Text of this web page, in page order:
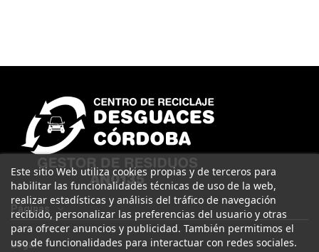
Páginas
Legal
Este sitio Web utiliza cookies propias y de terceros para
habilitar las funcionalidades técnicas de uso de la web,
realizar estadísticas y análisis del tráfico de navegación
recibido, personalizar las preferencias del usuario y otras
para ofrecer anuncios y publicidad. También permitimos el
uso de funcionalidades para interactuar con redes sociales.